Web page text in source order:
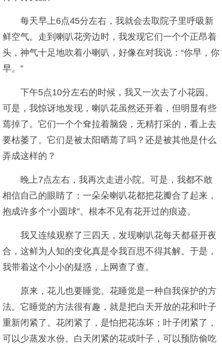
每天早上6点45分左右，我就会去取院子里呼吸新
鲜空气。走到喇叭花旁边时，我发现它们一个个正昂着
头，神气十足地吹着小喇叭，好像在对我说：“你早，你
早。”
下午5点10分左右的时候，我又一次去了小花园。
可是，我惊讶地发现，喇叭花虽然还开着，但明显有些
蔫掉了。它们一个个耷拉着脑袋，无精打采的，看上去
要枯萎了。它们是被太阳晒蔫了吗？还是被其他是什么
弄成这样的？
晚上7点左右，我再次走进小院。可是，我都不敢
相信自己的眼睛了：一朵朵喇叭花都把花瓣合了起来，
抱成许多个“小圆球”。根本不见有花开过的痕迹。
我又连续观察了三四天，发现喇叭花每天都昼开夜
合，这鲜为人知的变化真是令我百思不得其解。于是，
我带着这个小小的疑惑，上网查了查。
原来，花儿也要睡觉。花睡觉是一种自我保护的方
法。它睡觉的方法很有趣，就是把白天开放的花和叶子
重新闭紧了。花闭紧了，是怕把花冻坏；叶子闭紧了，
可以少蒸发水份。白天闭紧的花或叶子，可以预防偷吃